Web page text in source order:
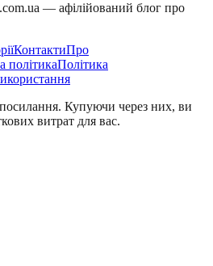
— афілійований блог про
КонтактиПро
політикаПолітика
посилання. Купуючи через них, ви
витрат для вас.